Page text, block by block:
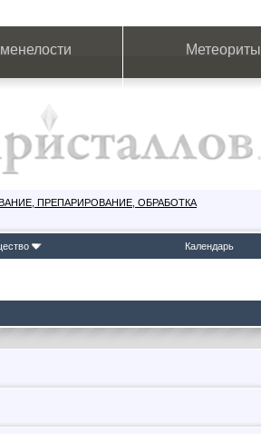
Метеориты
ПРЕПАРИРОВАНИЕ, ОБРАБОТКА
Календарь